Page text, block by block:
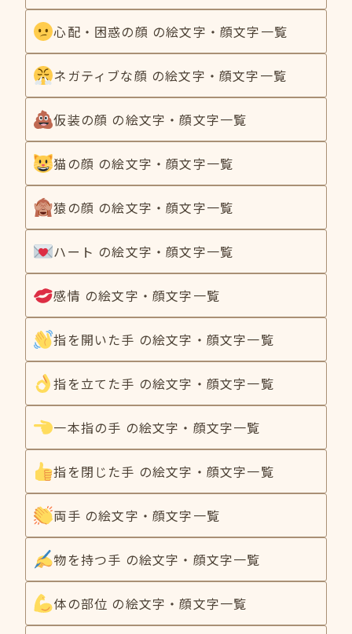
心配・困惑の顔 の絵文字・顔文字一覧
ネガティブな顔 の絵文字・顔文字一覧
仮装の顔 の絵文字・顔文字一覧
猫の顔 の絵文字・顔文字一覧
猿の顔 の絵文字・顔文字一覧
ハート の絵文字・顔文字一覧
感情 の絵文字・顔文字一覧
指を開いた手 の絵文字・顔文字一覧
指を立てた手 の絵文字・顔文字一覧
一本指の手 の絵文字・顔文字一覧
指を閉じた手 の絵文字・顔文字一覧
両手 の絵文字・顔文字一覧
物を持つ手 の絵文字・顔文字一覧
体の部位 の絵文字・顔文字一覧